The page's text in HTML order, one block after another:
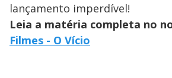
lançamento imperdível!
Leia a matéria completa no
Filmes - O Vício